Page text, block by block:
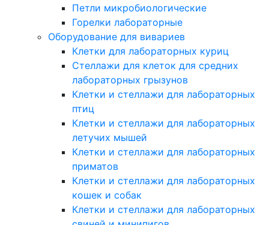
Петли микробиологические
Горелки лабораторные
Оборудование для вивариев
Клетки для лабораторных куриц
Стеллажи для клеток для средних
лабораторных грызунов
Клетки и стеллажи для лабораторных
птиц
Клетки и стеллажи для лабораторных
летучих мышей
Клетки и стеллажи для лабораторных
приматов
Клетки и стеллажи для лабораторных
кошек и собак
Клетки и стеллажи для лабораторных